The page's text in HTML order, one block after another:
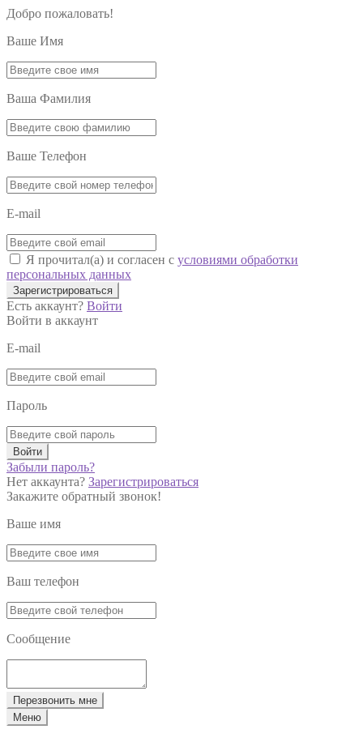
Добро пожаловать!
Ваше Имя
Ваша Фамилия
Ваше Телефон
E-mail
Я прочитал(а) и согласен с условиями обработки
персональных данных
Зарегистрироваться
Есть аккаунт? Войти
Войти в аккаунт
E-mail
Пароль
Войти
Забыли пароль?
Нет аккаунта? Зарегистрироваться
Закажите обратный звонок!
Ваше имя
Ваш телефон
Сообщение
Перезвонить мне
Меню